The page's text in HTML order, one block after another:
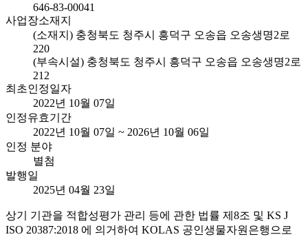
646-83-00041
사업장소재지
(소재지) 충청북도 청주시 흥덕구 오송읍 오송생명2로
220
(부속시설) 충청북도 청주시 흥덕구 오송읍 오송생명2로
212
최초인정일자
2022년 10월 07일
인정유효기간
2022년 10월 07일 ~ 2026년 10월 06일
인정 분야
별첨
발행일
2025년 04월 23일
상기 기관을 적합성평가 관리 등에 관한 법률 제8조 및 KS J
ISO 20387:2018 에 의거하여 KOLAS 공인생물자원은행으로